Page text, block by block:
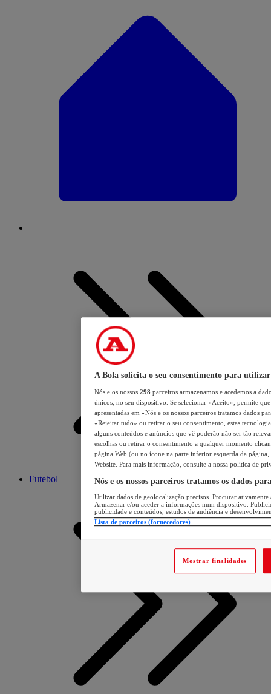
Futebol
A Bola solicita o seu consentimento para utilizar
Nós e os nossos 298 parceiros armazenamos e acedemos a
únicos, no seu dispositivo. Se selecionar «Aceito», permite
apresentadas em «Nós e os nossos parceiros tratamos dados
«Rejeitar tudo» ou retirar o seu consentimento, estas
alguns conteúdos e anúncios que vê poderão não ser tão
escolhas ou retirar o consentimento a qualquer momento
página Web (ou no ícone na parte inferior esquerda da página,
Website. Para mais informação, consulte a nossa política de
Nós e os nossos parceiros tratamos os dados
Utilizar dados de geolocalização precisos. Procurar
Armazenar e/ou aceder a informações num dispositivo.
publicidade e conteúdos, estudos de audiência e
Lista de parceiros (fornecedores)
Mostrar finalidades